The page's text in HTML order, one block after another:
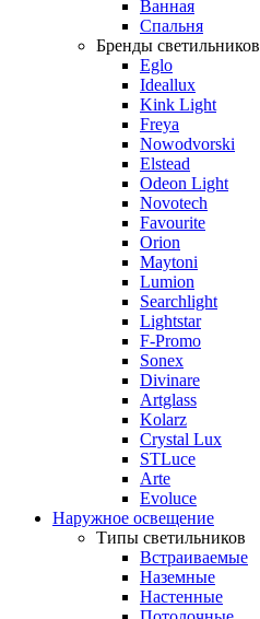
Ванная
Спальня
Бренды светильников
Eglo
Ideallux
Kink Light
Freya
Nowodvorski
Elstead
Odeon Light
Novotech
Favourite
Orion
Maytoni
Lumion
Searchlight
Lightstar
F-Promo
Sonex
Divinare
Artglass
Kolarz
Crystal Lux
STLuce
Arte
Evoluce
Наружное освещение
Типы светильников
Встраиваемые
Наземные
Настенные